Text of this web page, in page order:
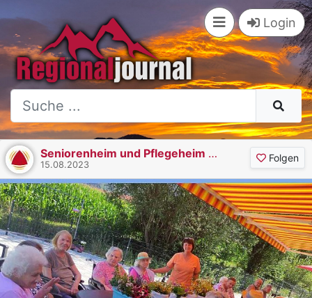
Login
Seniorenheim und Pflegeheim Gehard
15.08.2023
Folgen